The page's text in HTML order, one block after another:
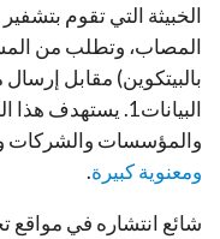
الخبيثة التي تقوم
المصاب، وتطلب من
بالبيتكوين) مقابل
البيانات1.
والمؤسسات والشركات
ومعنوية كبيرة.
شائع انتشاره في مواقع